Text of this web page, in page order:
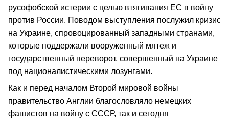
русофобской истерии с целью втягивания ЕС в войну
против России. Поводом выступления послужил кризис
на Украине, спровоцированный западными странами,
которые поддержали вооруженный мятеж и
государственный переворот, совершенный на Украине
под националистическими лозунгами.
Как и перед началом Второй мировой войны
правительство Англии благословляло немецких
фашистов на войну с СССР, так и сегодня